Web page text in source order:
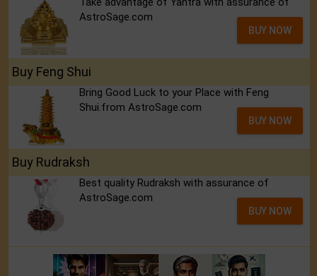
AstroSage.com
BUY NOW
Buy Feng Shui
Bring Good Luck to your Place with Feng
Shui.from AstroSage.com
BUY NOW
Buy Rudraksh
Best quality Rudraksh with assurance of
AstroSage.com
BUY NOW